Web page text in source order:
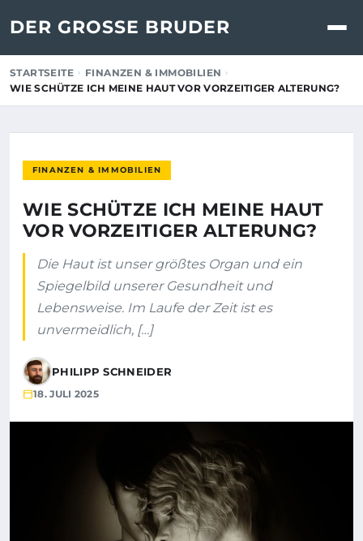
DER GROSSE BRUDER
STARTSEITE
FINANZEN & IMMOBILIEN
WIE SCHÜTZE ICH MEINE HAUT VOR VORZEITIGER ALTERUNG?
FINANZEN & IMMOBILIEN
WIE SCHÜTZE ICH MEINE HAUT
VOR VORZEITIGER ALTERUNG?
Die Haut ist unser größtes Organ und ein
Spiegelbild unserer Gesundheit und
Lebensweise. Im Laufe der Zeit ist es
unvermeidlich, […]
PHILIPP SCHNEIDER
18. JULI 2025